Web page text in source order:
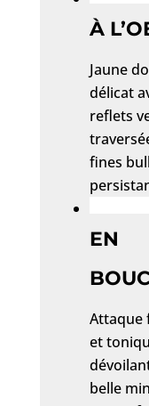
À
Jaune
délicat
reflets
fines
EN
Attaque
et
belle